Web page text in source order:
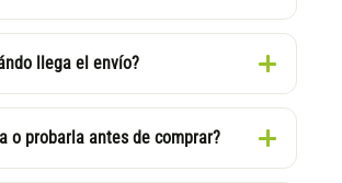
llega el envío?
o probarla antes de comprar?